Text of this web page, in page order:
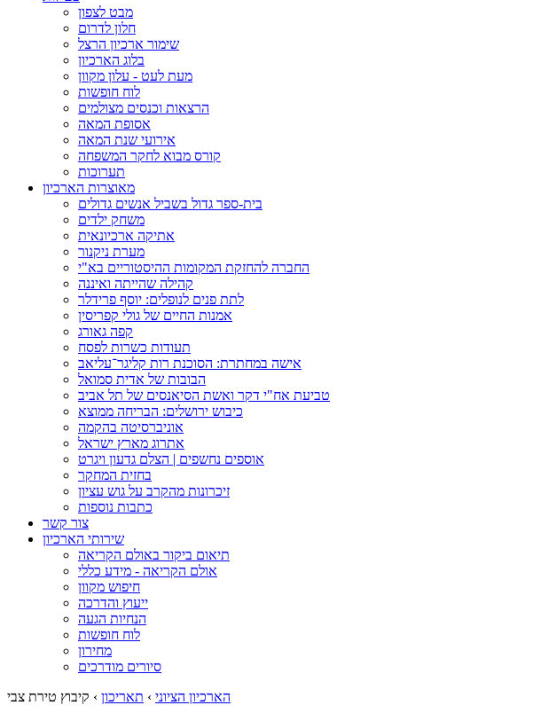
מבט לצפון
חלון לדרום
שימור ארכיון הרצל
בלוג הארכיון
מעת לעט - עלון מקוון
לוח חופשות
הרצאות וכנסים מצולמים
אסופת המאה
אירועי שנת המאה
קורס מבוא לחקר המשפחה
תערוכות
מאוצרות הארכיון
בית-ספר גדול בשביל אנשים גדולים
משחק ילדים
אתיקה ארכיונאית
מערת ניקנור
החברה להחזקת המקומות ההיסטוריים בא"י
קהילה שהייתה ואיננה
לתת פנים לנופלים: יוסף פרידלר
אמנות החיים של גולי קפריסין
קפה גאורג
תעודות כשרות לפסח
אישה במחתרת: הסוכנת רות קליגר־עליאב
הבובות של אדית סמואל
טביעת אח"י דקר ואשת הסיאנסים של תל אביב
כיבוש ירושלים: הבריחה ממוצא
אוניברסיטה בהקמה
אתרוג מארץ ישראל
אוספים נחשפים | הצלם גדעון ויגרט
בחזית המחקר
זיכרונות מהקרב על גוש עציון
כתבות נוספות
צור קשר
שירותי הארכיון
תיאום ביקור באולם הקריאה
אולם הקריאה - מידע כללי
חיפוש מקוון
ייעוץ והדרכה
הנחיות הגעה
לוח חופשות
מחירון
סיורים מודרכים
הארכיון הציוני › תאריכון › קיבוץ טירת צבי